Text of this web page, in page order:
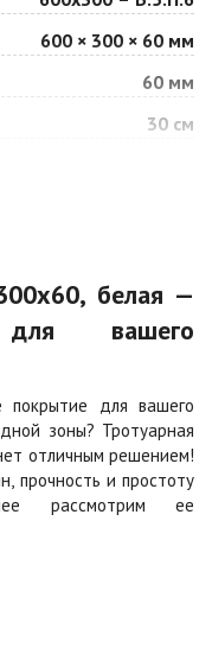
Белая
Цена по запросу
Цена по запросу
Конго
Цена по запросу
600 × 300 × 60 мм
60 мм
30 см
белая —
вашего
покрытие для вашего
зоны? Тротуарная
отличным решением!
прочность и простоту
рассмотрим ее